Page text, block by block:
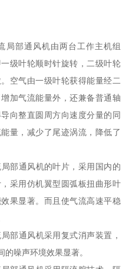
局部通风机由两台工作主机组
级叶轮顺时针旋转，二级叶轮
空气由一级叶轮获得能量经二
加气流能量外，还兼备普通轴
向整直圆周方向速度分量的同
量，减少了尾迹涡流，降低了
部通风机的叶片，采用国内的
采用仿机翼型圆弧板扭曲形叶
果显著。而且使气流高速平稳
部通风机采用复式消声装置，
噪声环境效果显著。